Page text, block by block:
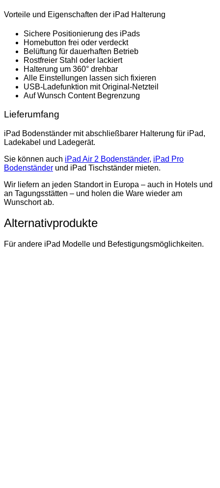
Vorteile und Eigenschaften der iPad Halterung
Sichere Positionierung des iPads
Homebutton frei oder verdeckt
Belüftung für dauerhaften Betrieb
Rostfreier Stahl oder lackiert
Halterung um 360° drehbar
Alle Einstellungen lassen sich fixieren
USB-Ladefunktion mit Original-Netzteil
Auf Wunsch Content Begrenzung
Lieferumfang
iPad Bodenständer mit abschließbarer Halterung für iPad,
Ladekabel und Ladegerät.
Sie können auch iPad Air 2 Bodenständer, iPad Pro
Bodenständer und iPad Tischständer mieten.
Wir liefern an jeden Standort in Europa – auch in Hotels und
an Tagungsstätten – und holen die Ware wieder am
Wunschort ab.
Alternativprodukte
Für andere iPad Modelle und Befestigungsmöglichkeiten.